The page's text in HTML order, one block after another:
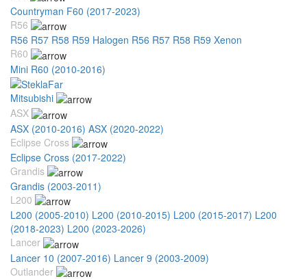
Countryman F60 (2017-2023)
R56
R56 R57 R58 R59 Halogen R56 R57 R58 R59 Xenon
R60
Mini R60 (2010-2016)
Mitsubishi
ASX
ASX (2010-2016) ASX (2020-2022)
Eclipse Cross
Eclipse Cross (2017-2022)
Grandis
Grandis (2003-2011)
L200
L200 (2005-2010) L200 (2010-2015) L200 (2015-2017) L200
(2018-2023) L200 (2023-2026)
Lancer
Lancer 10 (2007-2016) Lancer 9 (2003-2009)
Outlander